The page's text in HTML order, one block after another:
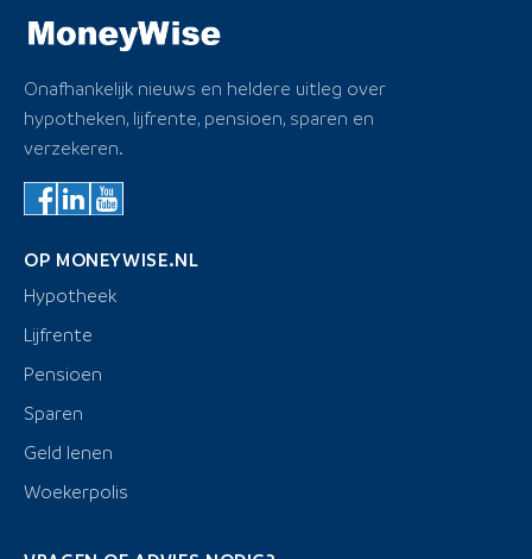
Onafhankelijk nieuws en heldere uitleg over
hypotheken, lijfrente, pensioen, sparen en
verzekeren.
OP MONEYWISE.NL
Hypotheek
Lijfrente
Pensioen
Sparen
Geld lenen
Woekerpolis